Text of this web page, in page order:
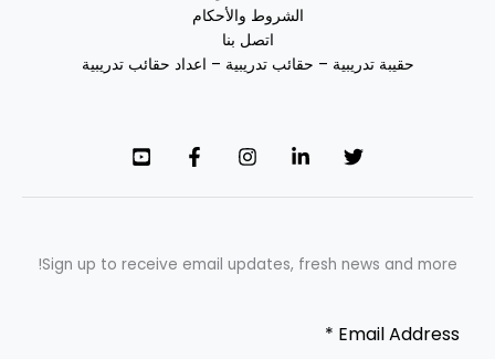
الشروط والأحكام
اتصل بنا
حقيبة تدريبية – حقائب تدريبية – اعداد حقائب تدريبية
Sign up to receive email updates, fresh news and more!